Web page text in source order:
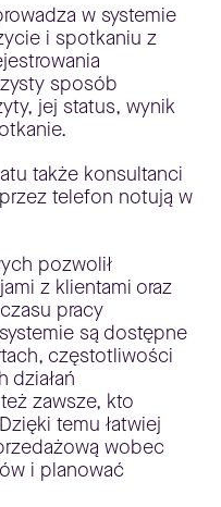
w systemie
i spotkaniu z
sposób
jej status, wynik
także konsultanci
telefon notują w
pozwolił
z klientami oraz
pracy
są dostępne
częstotliwości
działań
zawsze, kto
temu łatwiej
wobec
i planować